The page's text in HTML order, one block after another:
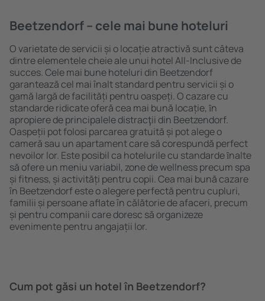
Beetzendorf – cele mai bune hoteluri
O varietate de servicii și o locație atractivă sunt câteva
dintre elementele cheie ale unui hotel All-Inclusive de
succes. Cele mai bune hoteluri din Beetzendorf
garantează cel mai înalt standard pentru servicii și o
gamă largă de facilități pentru oaspeți. O cazare cu
standarde ridicate oferă cea mai bună locație, ȋn
apropiere de principalele distracţii din Beetzendorf.
Oaspeții pot folosi parcarea gratuită și pot alege o
cameră sau un apartament care să corespundă perfect
nevoilor lor. Este posibil ca hotelurile cu standarde ȋnalte
să ofere un meniu variabil, zone de wellness precum spa
și fitness, și activități pentru copii. Cea mai bună cazare
în Beetzendorf este o alegere perfectă pentru cupluri,
familii și persoane aflate în călătorie de afaceri, precum
și pentru companii care doresc să organizeze
evenimente pentru angajații lor.
Cum pot găsi un hotel în Beetzendorf?